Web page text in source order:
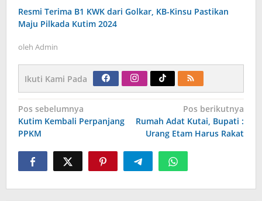
Resmi Terima B1 KWK dari Golkar, KB-Kinsu Pastikan
Maju Pilkada Kutim 2024
oleh Admin
Ikuti Kami Pada
Navigasi
pos
Pos sebelumnya
Kutim Kembali Perpanjang
PPKM
Pos berikutnya
Rumah Adat Kutai, Bupati :
Urang Etam Harus Rakat